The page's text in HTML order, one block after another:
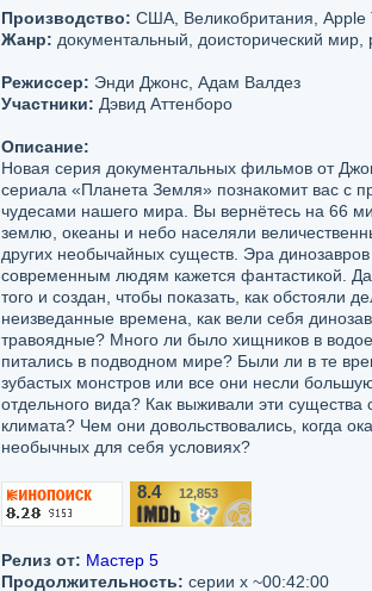
Производство: США, Великобритания, Apple
Жанр: документальный, доисторический мир,
Режиссер: Энди Джонс, Адам Валдез
Участники: Дэвид Аттенборо
Описание:
Новая серия документальных фильмов от
сериала «Планета Земля» познакомит вас с
чудесами нашего мира. Вы вернётесь на 66
землю, океаны и небо населяли
других необычайных существ. Эра
современным людям кажется фантастикой.
того и создан, чтобы показать, как обстояли
неизведанные времена, как вели себя
травоядные? Много ли было хищников в
питались в подводном мире? Были ли в те
зубастых монстров или все они несли
отдельного вида? Как выживали эти
климата? Чем они довольствовались, когда
необычных для себя условиях?
8.4/10 12,853
Релиз от: Мастер 5
Продолжительность: серии x ~00:42:00